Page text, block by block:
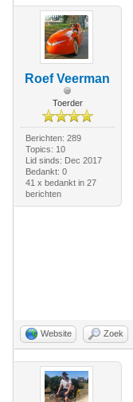
Roef Veerman
Toerder
Berichten: 289
Topics: 10
Lid sinds: Dec 2017
Bedankt: 0
41 x bedankt in 27
berichten
Website Zoek